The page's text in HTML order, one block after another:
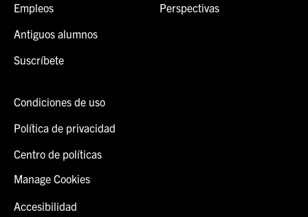
Empleos
Antiguos alumnos
Suscríbete
Perspectivas
Condiciones de uso
Política de privacidad
Centro de políticas
Manage Cookies
Accesibilidad